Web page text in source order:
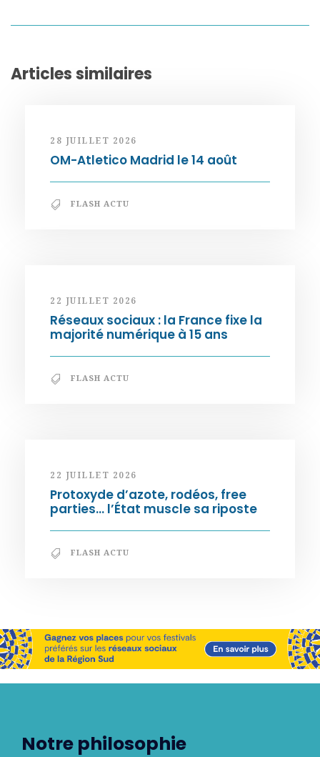
Articles similaires
28 JUILLET 2026
OM-Atletico Madrid le 14 août
FLASH ACTU
22 JUILLET 2026
Réseaux sociaux : la France fixe la
majorité numérique à 15 ans
FLASH ACTU
22 JUILLET 2026
Protoxyde d’azote, rodéos, free
parties… l’État muscle sa riposte
FLASH ACTU
Notre philosophie